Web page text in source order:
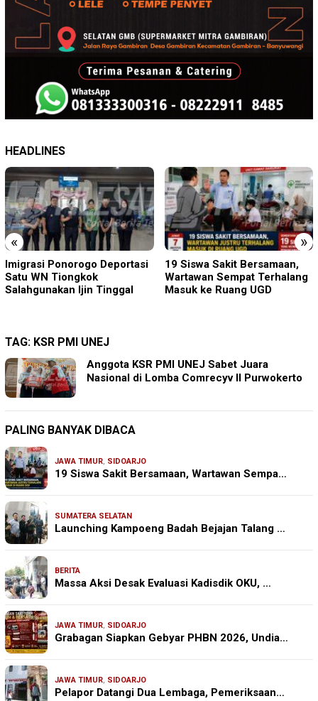
HEADLINES
« »
19 Siswa Sakit Bersamaan,
Wartawan Sempat Terhalang
Masuk ke Ruang UGD
Sambut HUT RI ke-81 di
Gunung Sanggabuana, KPU
Karawang Jaga Stamina
TAG: KSR PMI UNEJ
Anggota KSR PMI UNEJ Sabet Juara
Nasional di Lomba Comrecyv II Purwokerto
PALING BANYAK DIBACA
JAWA TIMUR, SIDOARJO
19 Siswa Sakit Bersamaan, Wartawan Sempa…
SUMATERA SELATAN
Launching Kampoeng Badah Bejajan Talang …
BERITA
Massa Aksi Desak Evaluasi Kadisdik OKU, …
JAWA TIMUR, SIDOARJO
Grabagan Siapkan Gebyar PHBN 2026, Undia…
JAWA TIMUR, SIDOARJO
Pelapor Datangi Dua Lembaga, Pemeriksaan…